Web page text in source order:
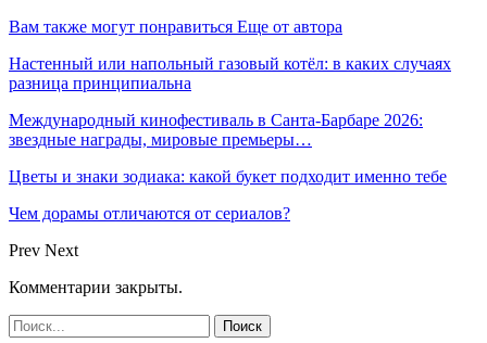
Вам также могут понравиться Еще от автора
Настенный или напольный газовый котёл: в каких случаях
разница принципиальна
Международный кинофестиваль в Санта-Барбаре 2026:
звездные награды, мировые премьеры…
Цветы и знаки зодиака: какой букет подходит именно тебе
Чем дорамы отличаются от сериалов?
Prev Next
Комментарии закрыты.